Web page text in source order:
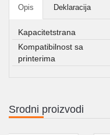
Opis Deklaracija
Kapacitetstrana
Kompatibilnost sa
printerima
Srodni proizvodi